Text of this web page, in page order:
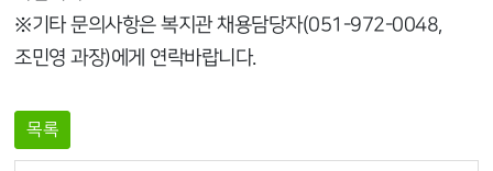
※기타 문의사항은 복지관 채용담당자(051-972-0048,
조민영 과장)에게 연락바랍니다.
목록